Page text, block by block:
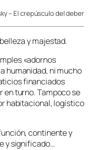
– El crepúsculo del deber
y majestad.
«adornos
humanidad, ni mucho
financiados
en turno. Tampoco se
habitacional, logístico
continente y
y significado…